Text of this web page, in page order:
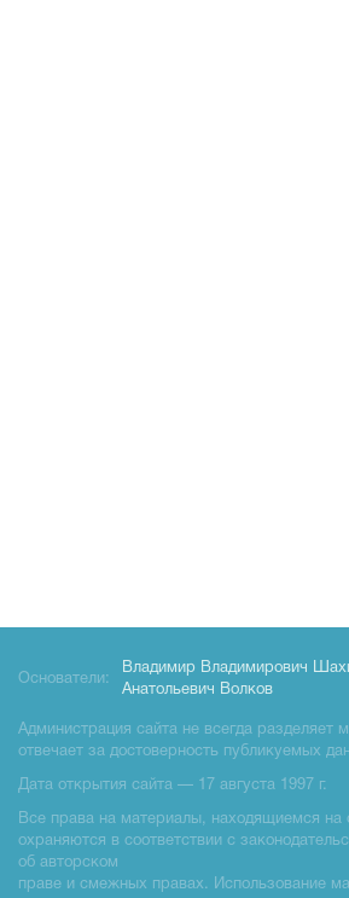
Основатели:
Владимир Владимирович
Анатольевич Волков
Администрация сайта не всегда разделяет
отвечает за достоверность публикуемых
Дата открытия сайта — 17 августа 1997 г.
Все права на материалы, находящиемся на
охраняются в соответствии с
об авторском
праве и смежных правах. Использование